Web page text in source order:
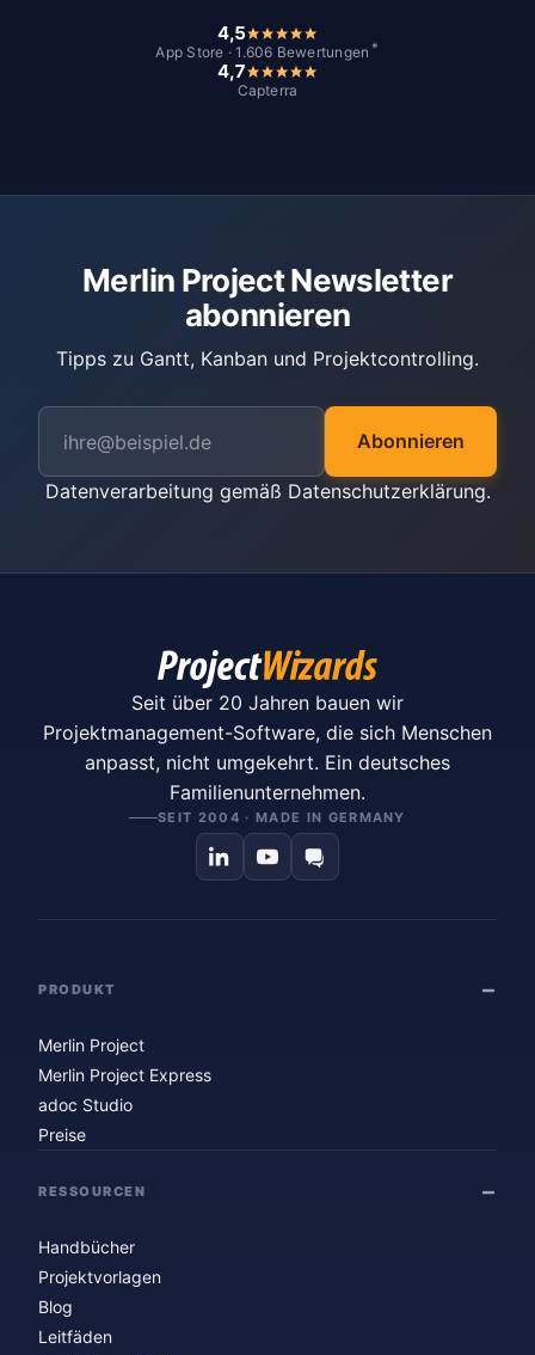
4,5
App Store · 1.606 Bewertungen *
4,7
Capterra
Merlin Project Newsletter
abonnieren
Tipps zu Gantt, Kanban und Projektcontrolling.
Abonnieren
Datenverarbeitung gemäß Datenschutzerklärung.
Seit über 20 Jahren bauen wir
Projektmanagement-Software, die sich Menschen
anpasst, nicht umgekehrt. Ein deutsches
Familienunternehmen.
SEIT 2004 · MADE IN GERMANY
PRODUKT
Merlin Project
Merlin Project Express
adoc Studio
Preise
RESSOURCEN
Handbücher
Projektvorlagen
Blog
Leitfäden